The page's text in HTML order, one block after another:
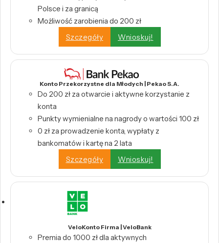
Polsce i za granicą
Możliwość zarobienia do 200 zł
Szczegóły
Wnioskuj!
Konto Przekorzystne dla Młodych | Pekao S.A.
Do 200 zł za otwarcie i aktywne korzystanie z
konta
Punkty wymienialne na nagrody o wartości 100 zł
0 zł za prowadzenie konta, wypłaty z
bankomatów i kartę na 2 lata
Szczegóły
Wnioskuj!
VeloKonto Firma | VeloBank
Premia do 1000 zł dla aktywnych